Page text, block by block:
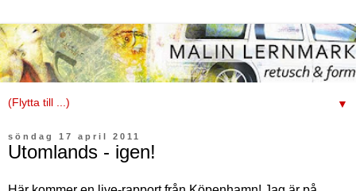
▼
söndag 17 april 2011
Utomlands - igen!